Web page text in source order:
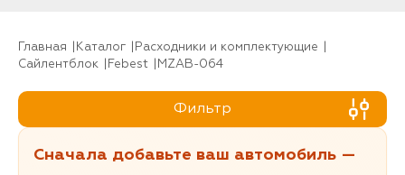
Главная Каталог
Расходники и комплектующие
Сайлентблок
Febest MZAB-064
Фильтр
Сначала добавьте ваш автомобиль —